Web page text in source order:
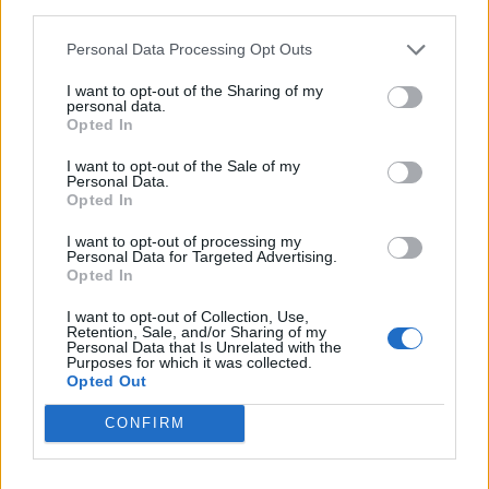
Personal Data Processing Opt Outs
I want to opt-out of the Sharing of my
personal data.
Opted In
I want to opt-out of the Sale of my
Personal Data.
Opted In
I want to opt-out of processing my
Personal Data for Targeted Advertising.
Opted In
I want to opt-out of Collection, Use,
Retention, Sale, and/or Sharing of my
Personal Data that Is Unrelated with the
Purposes for which it was collected.
Opted Out
CONFIRM
akkor először létre kell hozni egyet.
PayPal fiók létrehozásakor néhány
alapadaton felül dombornyomott
bankkártyájának adatait kell megadnia!
TIPP: PayPal fiók létrehozásakor
bankkártyájának adatait nyugodtan
tartozó számlát a PayPal csak akkor
terheli meg, ha PayPal-os egyenlege nem
nyújt fedezetet a kívánt szolgáltatás
kifizetéséhez.